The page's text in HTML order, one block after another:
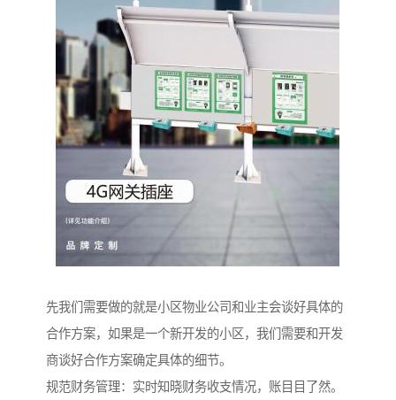
先我们需要做的就是小区物业公司和业主会谈好具体的
合作方案，如果是一个新开发的小区，我们需要和开发
商谈好合作方案确定具体的细节。
规范财务管理：实时知晓财务收支情况，账目目了然。